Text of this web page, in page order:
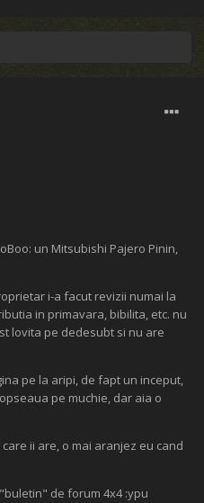
un Mitsubishi Pajero Pinin,
i-a facut revizii numai la
in primavara, bibilita, etc. nu
lovita pe dedesubt si nu are
pe la aripi, de fapt un inceput,
pe muchie, dar aia o
ii are, o mai aranjez eu cand
de forum 4x4 :ypu